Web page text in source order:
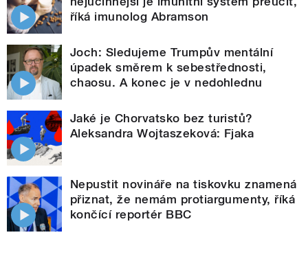
říká imunolog Abramson
Joch: Sledujeme Trumpův mentální
úpadek směrem k sebestřednosti,
chaosu. A konec je v nedohlednu
Jaké je Chorvatsko bez turistů?
Aleksandra Wojtaszeková: Fjaka
Nepustit novináře na tiskovku znamená
přiznat, že nemám protiargumenty, říká
končící reportér BBC